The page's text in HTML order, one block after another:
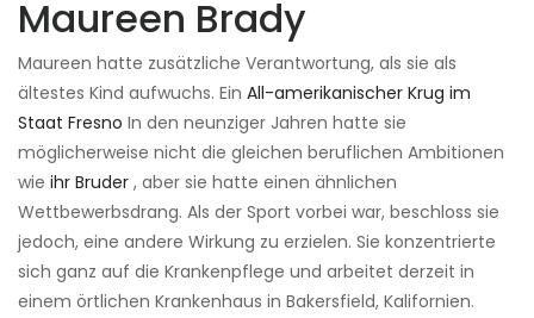
Maureen Brady
Maureen hatte zusätzliche Verantwortung, als sie als
ältestes Kind aufwuchs. Ein All-amerikanischer Krug im
Staat Fresno In den neunziger Jahren hatte sie
möglicherweise nicht die gleichen beruflichen Ambitionen
wie ihr Bruder , aber sie hatte einen ähnlichen
Wettbewerbsdrang. Als der Sport vorbei war, beschloss sie
jedoch, eine andere Wirkung zu erzielen. Sie konzentrierte
sich ganz auf die Krankenpflege und arbeitet derzeit in
einem örtlichen Krankenhaus in Bakersfield, Kalifornien.